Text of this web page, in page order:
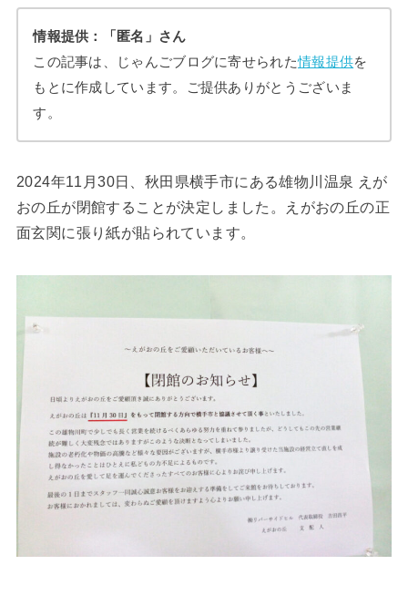
情報提供：「匿名」さん
この記事は、じゃんごブログに寄せられた情報提供を
もとに作成しています。ご提供ありがとうございま
す。
2024年11月30日、秋田県横手市にある雄物川温泉 えが
おの丘が閉館することが決定しました。えがおの丘の正
面玄関に張り紙が貼られています。